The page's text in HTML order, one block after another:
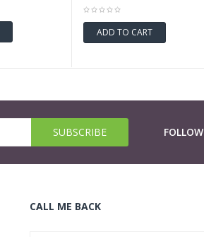
ADD TO CART
CALL ME BACK